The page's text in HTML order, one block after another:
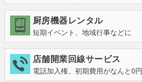
厨房機器レンタル
短期イベント、地域行事などに
店舗開業回線サービス
電話加入権、初期費用がなんと0円